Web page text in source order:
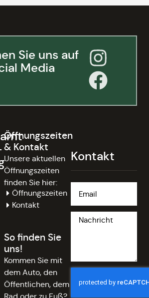
Sie uns auf
Media
Öffnungszeiten
& Kontakt
Unsere aktuellen
Öffnungszeiten
finden Sie hier:
Öffnungszeiten
Kontakt
So finden Sie
uns!
Kommen Sie mit
dem Auto, den
Öffentlichen, dem
Kontakt